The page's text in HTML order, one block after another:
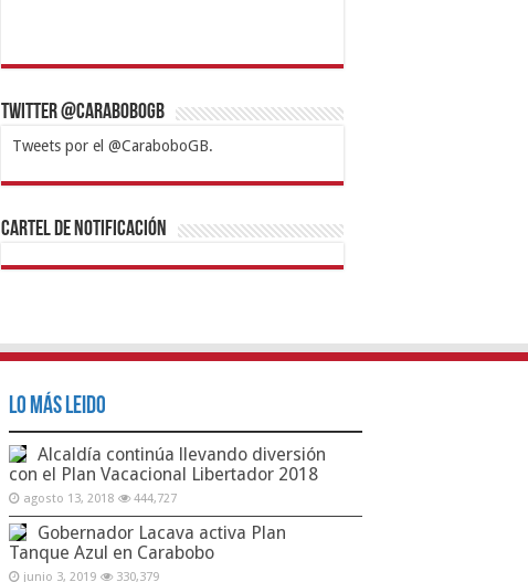
Twitter @CaraboboGB
Tweets por el @CaraboboGB.
1xbetBetturkeyBetistKralbetSupertotobetTipobet
https://mvbcasino.com/
Cartel de Notificación
Lo Más Leido
Alcaldía continúa llevando diversión
con el Plan Vacacional Libertador 2018
agosto 13, 2018 444,727
Gobernador Lacava activa Plan
Tanque Azul en Carabobo
junio 3, 2019 330,379